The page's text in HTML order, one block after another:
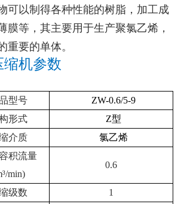
可以制得各种性能的树脂，加工成
膜等，其主要用于生产聚氯乙烯，
重要的单体。
缩机参数
型号
ZW-0.6/5-9
形式
Z型
介质
氯乙烯
积流量
³/min)
0.6
级数 1